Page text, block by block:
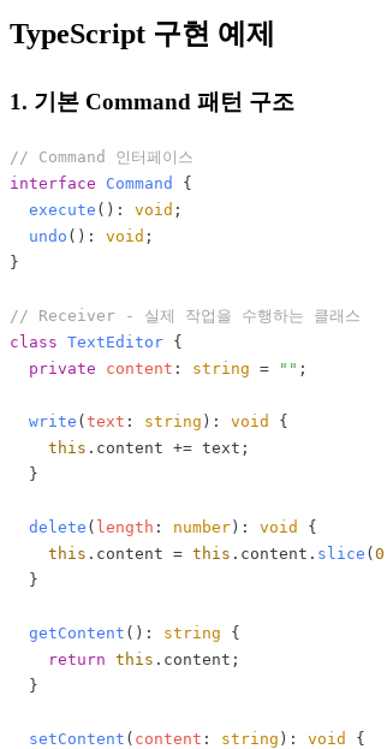
TypeScript 구현 예제
1. 기본 Command 패턴 구조
// Command 인터페이스
interface
Command
{
execute (): void ;
undo (): void ;
}
// Receiver - 실제 작업을 수행하는 클래스
class TextEditor {
private
content : string = "" ;
write ( text : string ): void
{
this . content += text;
  }
delete ( length : number ): void
{
this . content = this . content . slice ( 0
  }
getContent (): string {
return this . content ;
  }
setContent ( content : string ): void
{